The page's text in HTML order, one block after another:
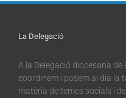
La Delegació
A la Delegació diocesana
coordinem i posem al dia la
matèria de temes socials i